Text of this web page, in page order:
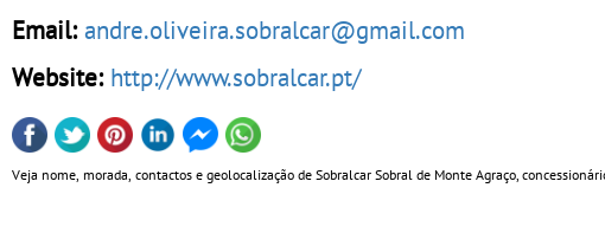
Email: andre.oliveira.sobralcar@gmail.com
Website: http://www.sobralcar.pt/
Veja nome, morada, contactos e geolocalização de Sobralcar Sobral de Monte Agraço,